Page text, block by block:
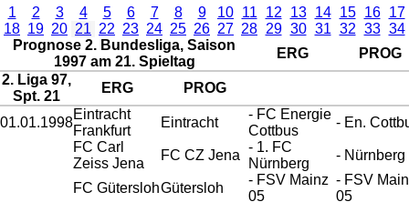
1
2 3 4 5 6 7 8 9 10 11 12 13 14 15 16
17
18 19 20 21 22 23 24 25 26 27 28 29 30 31 32 33 34
Prognose 2. Bundesliga, Saison
1997 am 21. Spieltag
ERG
PROG
2. Liga 97,
Spt. 21
ERG PROG
01.01.1998
Eintracht
Frankfurt
Eintracht
- FC Energie
Cottbus
- En.
FC Carl
Zeiss Jena
FC CZ Jena
- 1. FC
Nürnberg
- Nürnberg
FC GüterslohGütersloh
- FSV Mainz
05
- FSV
05